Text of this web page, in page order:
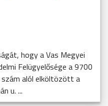
hogy a Vas Megyei
Felügyelősége a 9700
szám alól elköltözött a
u. ...